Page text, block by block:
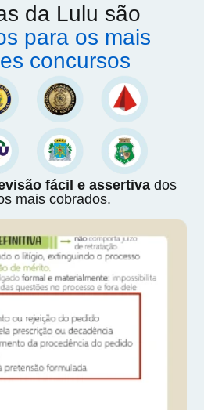
da Lulu são
para os mais
concursos
fácil e assertivados
mais cobrados.